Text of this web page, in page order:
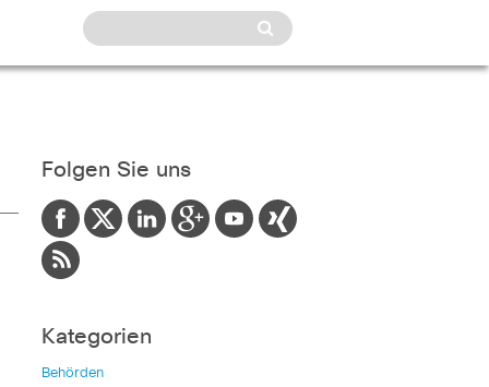
Folgen Sie uns
Kategorien
Behörden